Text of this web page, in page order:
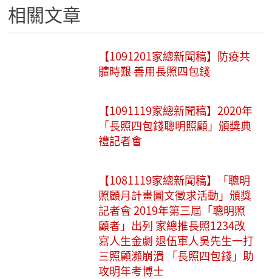
相關文章
【1091201家總新聞稿】防疫共
體時艱 善用長照四包錢
【1091119家總新聞稿】2020年
「長照四包錢聰明照顧」頒獎典
禮記者會
【1081119家總新聞稿】「聰明
照顧月計畫圖文徵求活動」頒獎
記者會 2019年第三屆「聰明照
顧者」出列 家總推長照1234改
寫人生金劇 退伍軍人吳先生一打
三照顧瀕崩潰 「長照四包錢」助
攻明年考博士